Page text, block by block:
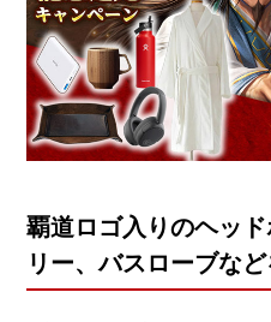
覇道ロゴ入りのヘッ
リー、バスローブな